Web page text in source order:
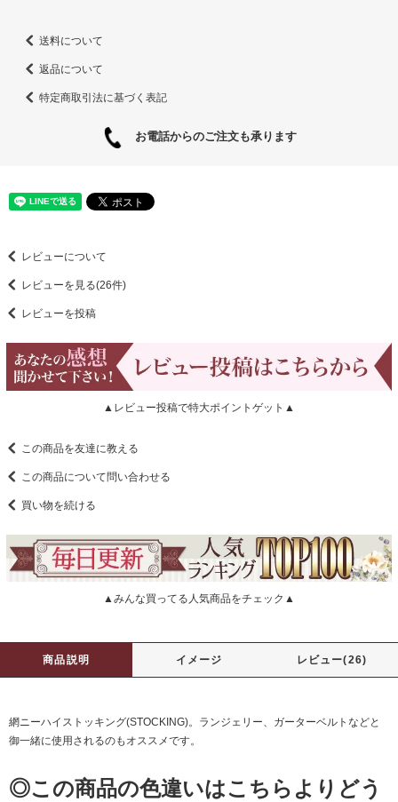
送料について
返品について
特定商取引法に基づく表記
お電話からのご注文も承ります
レビューについて
レビューを見る(26件)
レビューを投稿
▲レビュー投稿で特大ポイントゲット▲
この商品を友達に教える
この商品について問い合わせる
買い物を続ける
▲みんな買ってる人気商品をチェック▲
商品説明 イメージ レビュー(26)
網ニーハイストッキング(STOCKING)。ランジェリー、ガーターベルトなどと
御一緒に使用されるのもオススメです。
◎この商品の色違いはこちらよりどう